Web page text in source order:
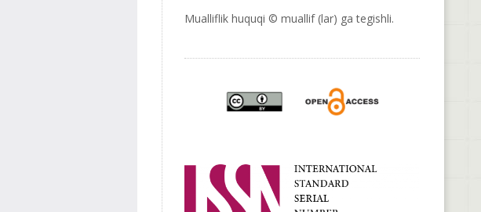
Mualliflik huquqi © muallif (lar) ga tegishli.